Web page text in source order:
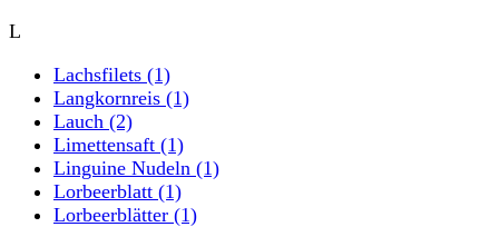
L
Lachsfilets (1)
Langkornreis (1)
Lauch (2)
Limettensaft (1)
Linguine Nudeln (1)
Lorbeerblatt (1)
Lorbeerblätter (1)